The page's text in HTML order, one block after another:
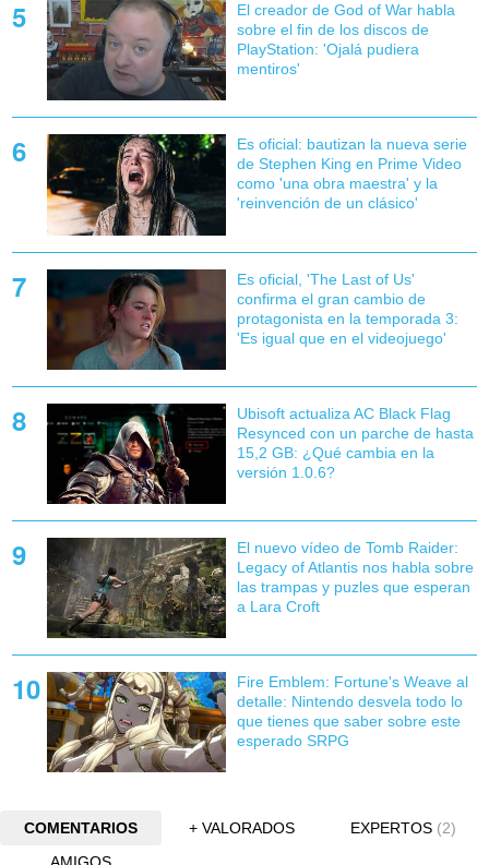
El creador de God of War habla
sobre el fin de los discos de
PlayStation: 'Ojalá pudiera
mentiros'
Es oficial: bautizan la nueva serie
de Stephen King en Prime Video
como 'una obra maestra' y la
'reinvención de un clásico'
Es oficial, 'The Last of Us'
confirma el gran cambio de
protagonista en la temporada 3:
'Es igual que en el videojuego'
Ubisoft actualiza AC Black Flag
Resynced con un parche de hasta
15,2 GB: ¿Qué cambia en la
versión 1.0.6?
El nuevo vídeo de Tomb Raider:
Legacy of Atlantis nos habla sobre
las trampas y puzles que esperan
a Lara Croft
Fire Emblem: Fortune's Weave al
detalle: Nintendo desvela todo lo
que tienes que saber sobre este
esperado SRPG
COMENTARIOS + VALORADOS EXPERTOS (2)